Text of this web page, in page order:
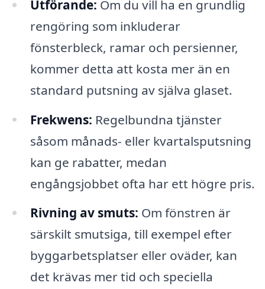
Utförande: Om du vill ha en grundlig
rengöring som inkluderar
fönsterbleck, ramar och persienner,
kommer detta att kosta mer än en
standard putsning av själva glaset.
Frekwens: Regelbundna tjänster
såsom månads- eller kvartalsputsning
kan ge rabatter, medan
engångsjobbet ofta har ett högre pris.
Rivning av smuts: Om fönstren är
särskilt smutsiga, till exempel efter
byggarbetsplatser eller oväder, kan
det krävas mer tid och speciella